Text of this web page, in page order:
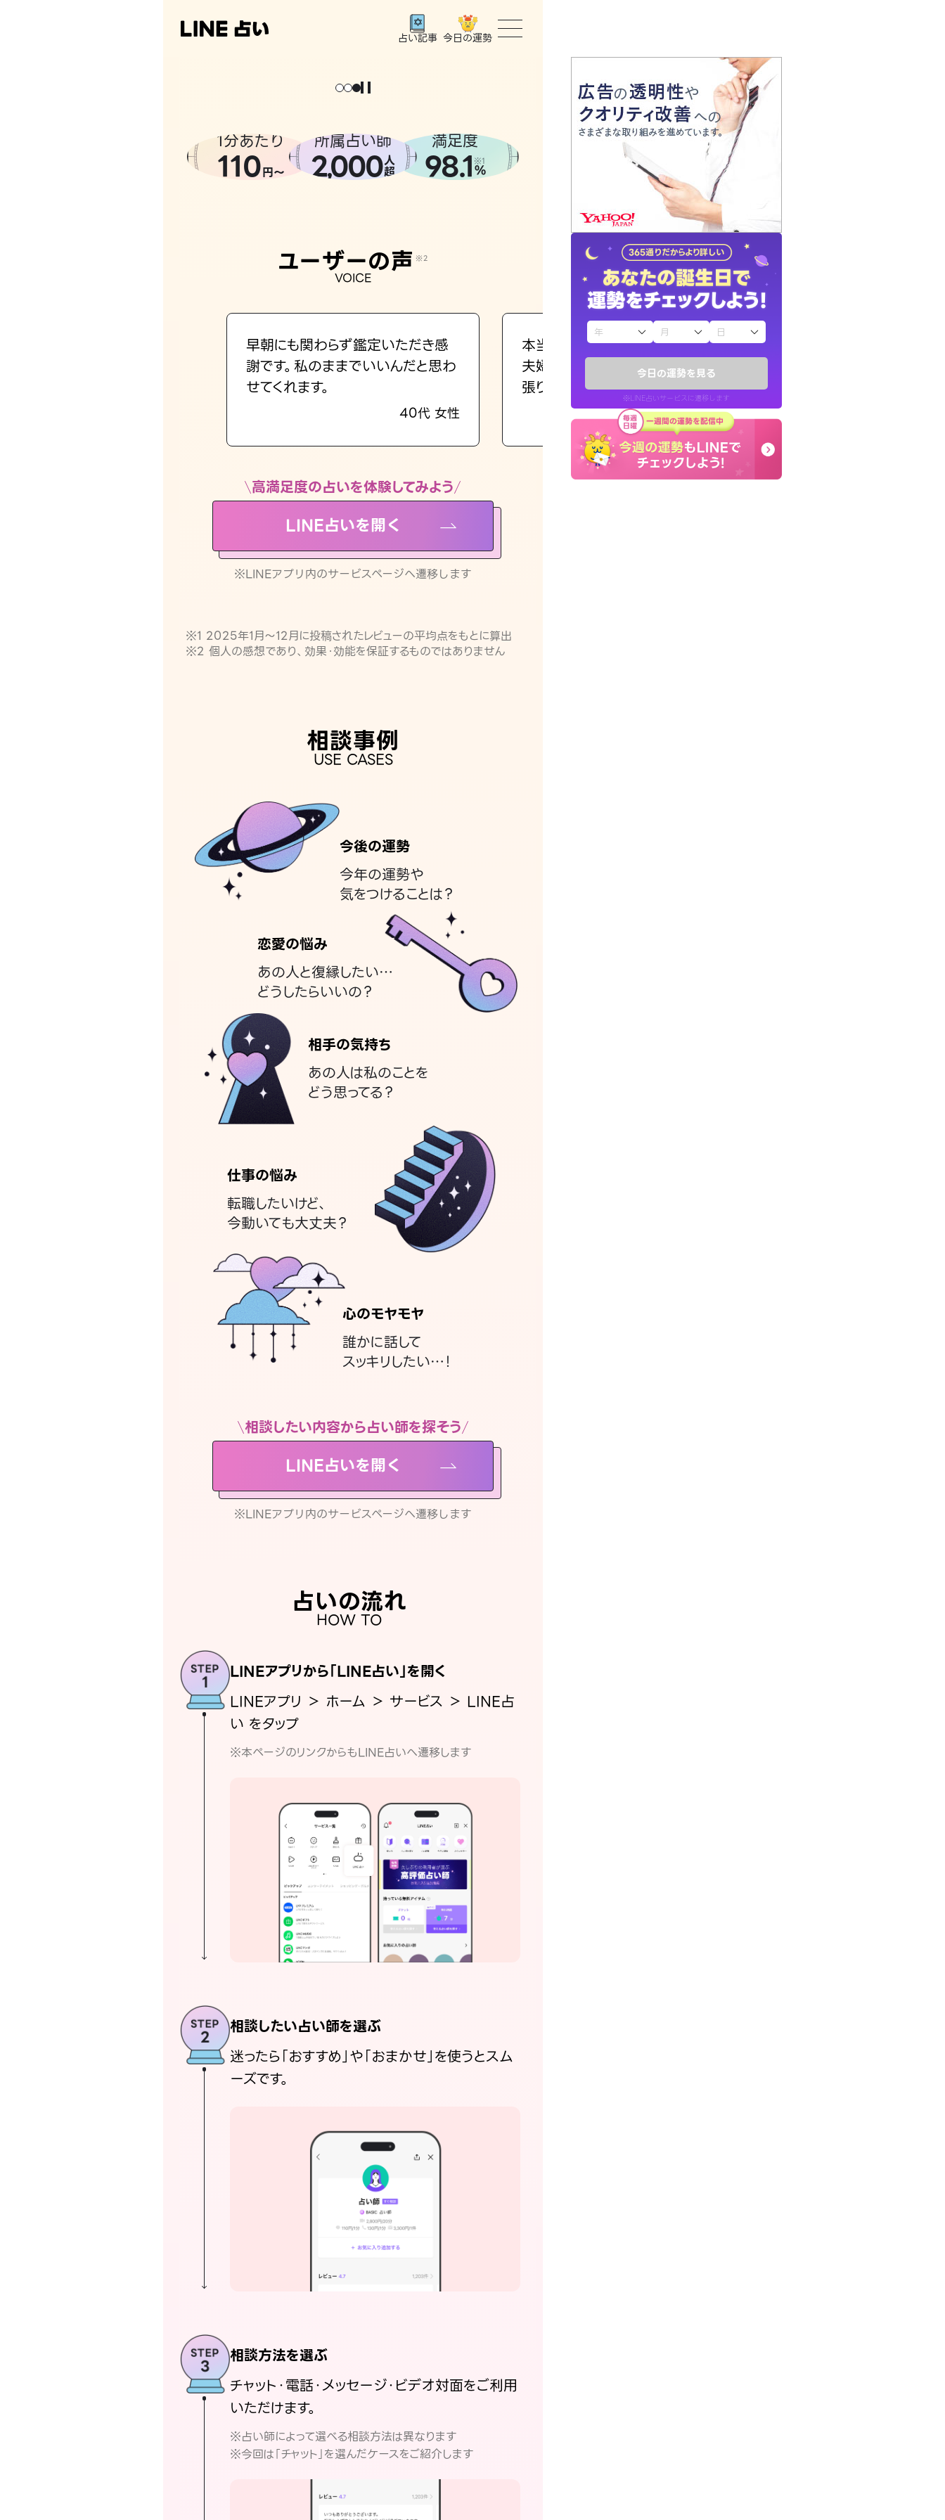
今日の運勢を見る
※LINE占いサービスに遷移します
占い記事 今日の運勢
トップ
ユーザーの声
占いの流れ
おすすめの占い師
よくある質問
えもじの子（占）12星座占い
お知らせ
。
1分あたり
110円〜
所属占い師
2,000人
超
満足度
98.1 ※1
%
ユーザーの声 ※2
VOICE
早朝にも関わらず鑑定いただき感
謝です。私のままでいいんだと思わ
せてくれます。
40代 女性
本当に相談してよかったです。今は
夫婦で乗り越える時期ですね。頑
張ります！
30代 女性
高満足度の占いを体験してみよう
LINE占いを開く
※LINEアプリ内のサービスページへ遷移します
※1 2025年1月〜12月に投稿されたレビューの平均点をもとに算出
※2 個人の感想であり、効果・効能を保証するものではありません
相談事例
USE CASES
今後の運勢
今年の運勢や
気をつけることは？
恋愛の悩み
あの人と復縁したい…
どうしたらいいの？
相手の気持ち
あの人は私のことを
どう思ってる？
仕事の悩み
転職したいけど、
今動いても大丈夫？
心のモヤモヤ
誰かに話して
スッキリしたい…！
相談したい内容から占い師を探そう
LINE占いを開く
※LINEアプリ内のサービスページへ遷移します
占いの流れ
HOW TO
LINEアプリから「LINE占い」を開く
LINEアプリ ＞ ホーム ＞ サービス ＞ LINE占
い をタップ
※本ページのリンクからもLINE占いへ遷移します
相談したい占い師を選ぶ
迷ったら「おすすめ」や「おまかせ」を使うとスム
ーズです。
相談方法を選ぶ
チャット・電話・メッセージ・ビデオ対面をご利用
いただけます。
※占い師によって選べる相談方法は異なります
※今回は「チャット」を選んだケースをご紹介します